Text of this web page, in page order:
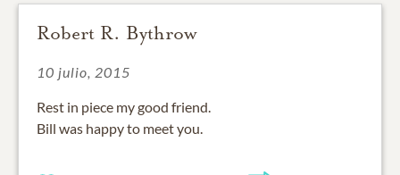
Robert R. Bythrow
10 julio, 2015
Rest in piece my good friend.
Bill was happy to meet you.